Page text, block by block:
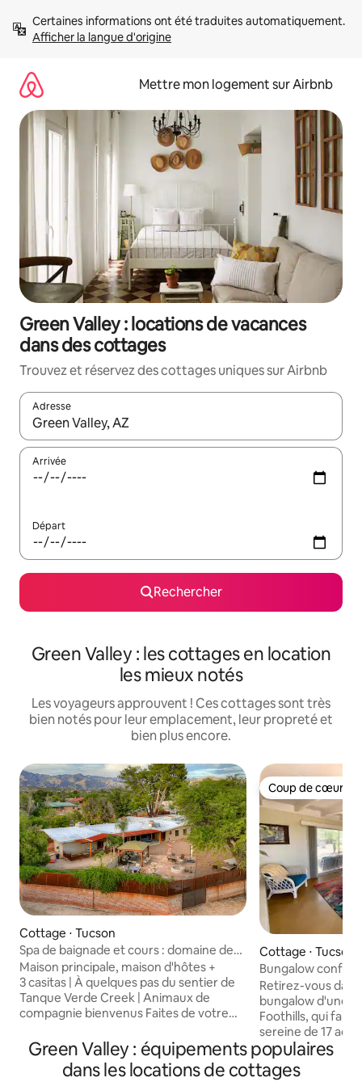
directement
Afficher la langue d'origine
Mettre mon logement sur Airbnb
Green Valley : locations de vacances
dans des cottages
Trouvez et réservez des cottages uniques sur Airbnb
Adresse
Lorsque les résultats s'affichent, utilisez les flèches vers le
Arrivée
Départ
Rechercher
Green Valley : les cottages en location
les mieux notés
Les voyageurs approuvent ! Ces cottages sont très
bien notés pour leur emplacement, leur propreté et
bien plus encore.
Cottage ⋅ Tucson
Spa de baignade et cours : domaine de
Tucson près de Sabino
Maison principale, maison d'hôtes +
3 casitas | À quelques pas du sentier de
Tanque Verde Creek | Animaux de
compagnie bienvenus Faites de votre
en séjournant dans cette location de
vacances dotée de nombreux
équipements ! Ce domaine de 2 acres
Coup de cœur
Coup de cœur
Cottage ⋅ Tucson
Bungalow
datant du milieu
pittoresques
Retirez-vous
bungalow d'une
Foothills, qui fait
sereine de 17
charmants
caractéristiques
King Size, la
Green Valley : équipements populaires
dans les locations de cottages